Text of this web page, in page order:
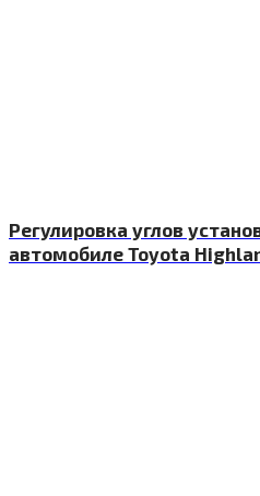
Регулировка углов
автомобиле Toyota